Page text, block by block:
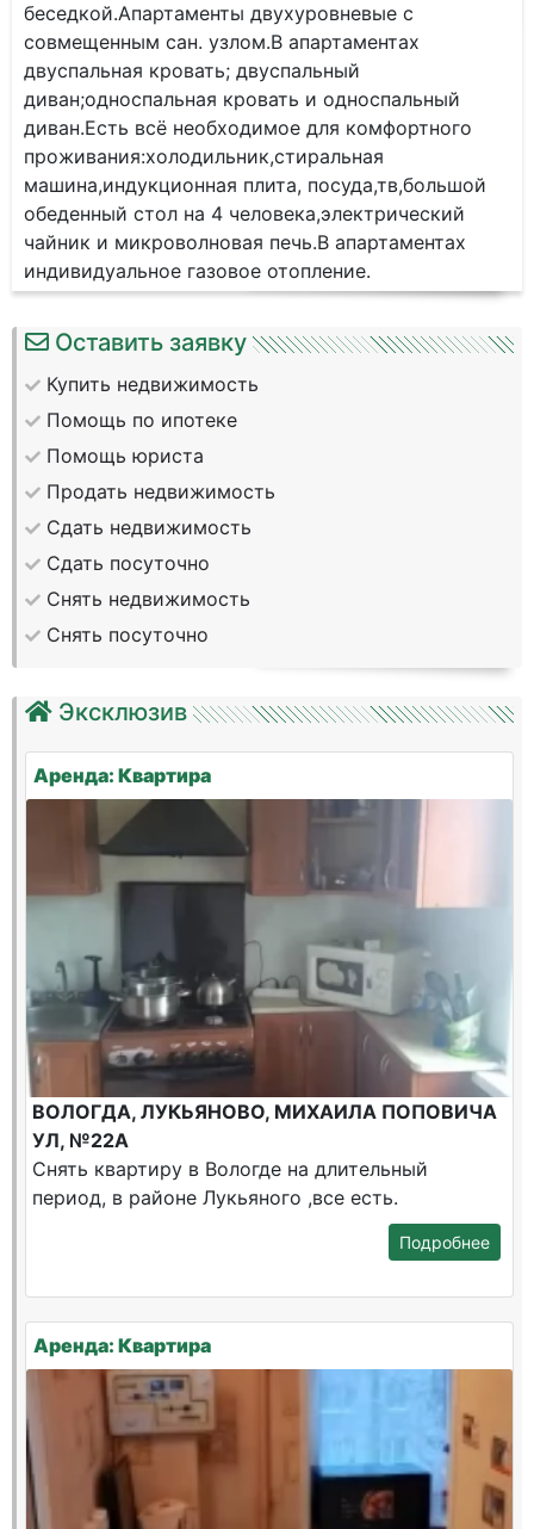
беседкой.Апартаменты двухуровневые с
совмещенным сан. узлом.В апартаментах
двуспальная кровать; двуспальный
диван;односпальная кровать и односпальный
диван.Есть всё необходимое для комфортного
проживания:холодильник,стиральная
машина,индукционная плита, посуда,тв,большой
обеденный стол на 4 человека,электрический
чайник и микроволновая печь.В апартаментах
индивидуальное газовое отопление.
Оставить заявку
Купить недвижимость
Помощь по ипотеке
Помощь юриста
Продать недвижимость
Сдать недвижимость
Сдать посуточно
Снять недвижимость
Снять посуточно
Эксклюзив
Аренда: Квартира
ВОЛОГДА, ЛУКЬЯНОВО, МИХАИЛА ПОПОВИЧА
УЛ, №22А
Снять квартиру в Вологде на длительный
период, в районе Лукьяного ,все есть.
Подробнее
Аренда: Квартира